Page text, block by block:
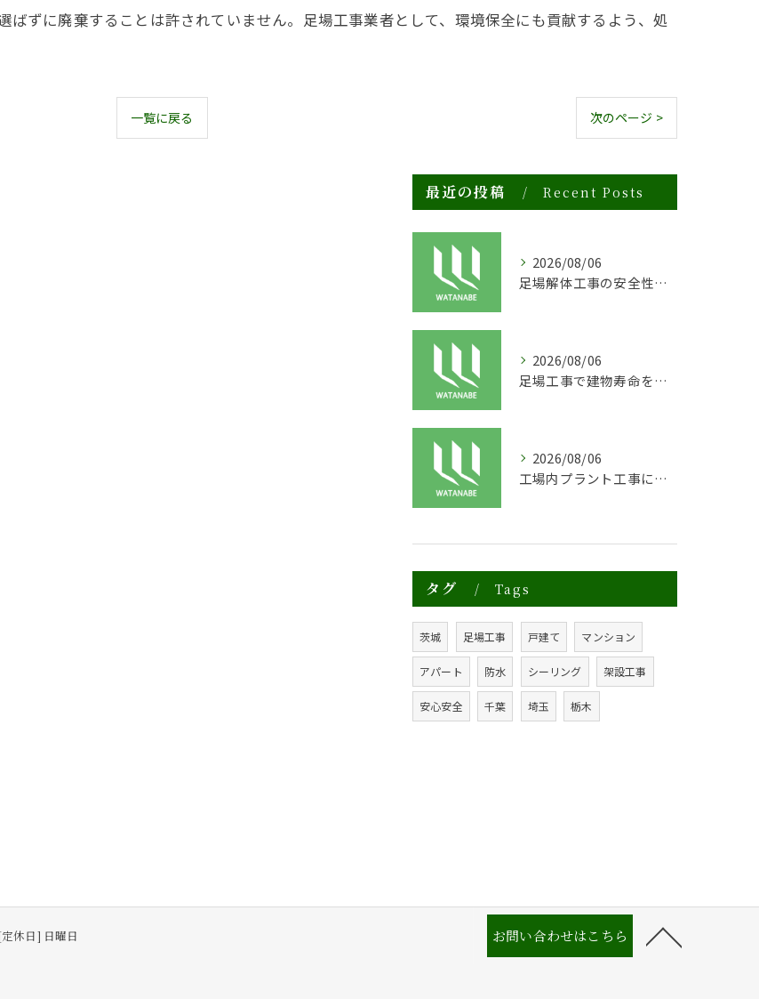
ずに廃棄することは許されていません。足場工事業者として、環境保全にも貢献するよう、処
一覧に戻る 次のページ >
最近の投稿 Recent Posts
2026/08/06
足場解体工事の安全性と効率化のポイント
2026/08/06
足場工事で建物寿命を守る外装塗装の重要性
2026/08/06
工場内プラント工事に適した足場の安全対策と実践例
タグ Tags
茨城 足場工事 戸建て マンション
アパート 防水 シーリング 架設工事
安心安全 千葉 埼玉 栃木
休日] 日曜日 お問い合わせはこちら